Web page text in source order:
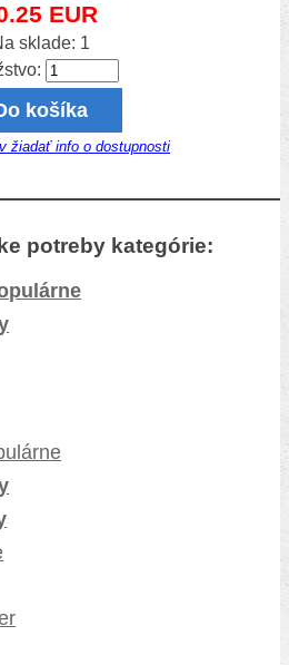
EUR
sklade: 1
košíka
žiadať info o dostupnosti
potreby kategórie: